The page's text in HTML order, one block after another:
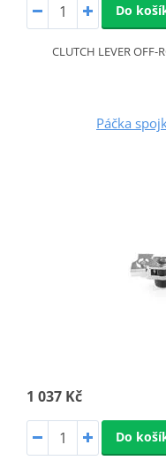
Do
CLUTCH LEVER OFF-
Páčka
1 037 Kč
Do